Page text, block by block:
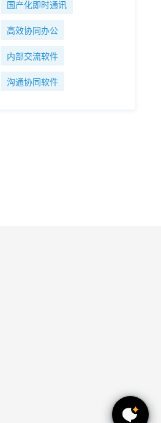
国产化即时通讯
高效协同办公
内部交流软件
沟通协同软件